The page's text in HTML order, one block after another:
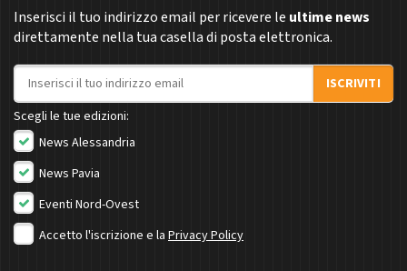
Inserisci il tuo indirizzo email per ricevere le ultime news
direttamente nella tua casella di posta elettronica.
Indirizzo email
ISCRIVITI
Scegli le tue edizioni:
News Alessandria
News Pavia
Eventi Nord-Ovest
Accetto l'iscrizione e la Privacy Policy